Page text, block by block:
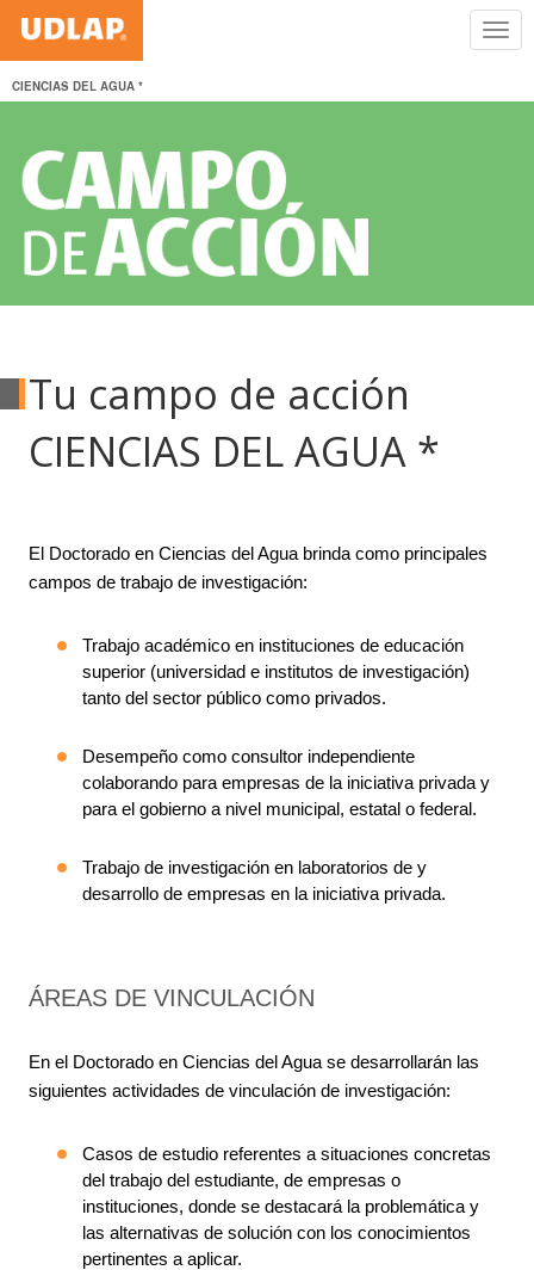
CIENCIAS DEL AGUA *
Tu campo de acción
CIENCIAS DEL AGUA *
El Doctorado en Ciencias del Agua brinda como principales
campos de trabajo de investigación:
Trabajo académico en instituciones de educación
superior (universidad e institutos de investigación)
tanto del sector público como privados.
Desempeño como consultor independiente
colaborando para empresas de la iniciativa privada y
para el gobierno a nivel municipal, estatal o federal.
Trabajo de investigación en laboratorios de y
desarrollo de empresas en la iniciativa privada.
ÁREAS DE VINCULACIÓN
En el Doctorado en Ciencias del Agua se desarrollarán las
siguientes actividades de vinculación de investigación:
Casos de estudio referentes a situaciones concretas
del trabajo del estudiante, de empresas o
instituciones, donde se destacará la problemática y
las alternativas de solución con los conocimientos
pertinentes a aplicar.